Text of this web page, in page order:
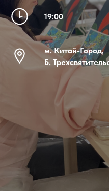
19:00
м. Китай-Город,
Б.